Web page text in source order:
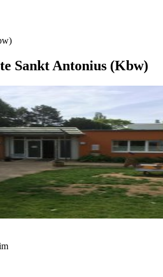
Sankt Antonius (Kbw)